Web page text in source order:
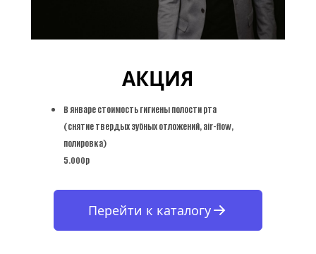
АКЦИЯ
В январе стоимость гигиены полости рта
(снятие твердых зубных отложений, air-flow,
полировка)
5.000p
Перейти к каталогу